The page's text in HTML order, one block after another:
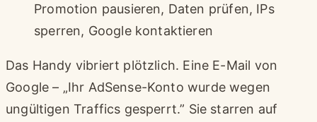
Promotion pausieren, Daten prüfen, IPs
sperren, Google kontaktieren
Das Handy vibriert plötzlich. Eine E-Mail von
Google – „Ihr AdSense-Konto wurde wegen
ungültigen Traffics gesperrt.” Sie starren auf